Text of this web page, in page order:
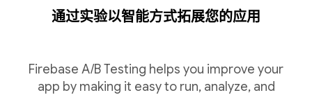
通过实验以智能方式拓展您的应用
Firebase A/B Testing helps you improve your
app by making it easy to run, analyze, and